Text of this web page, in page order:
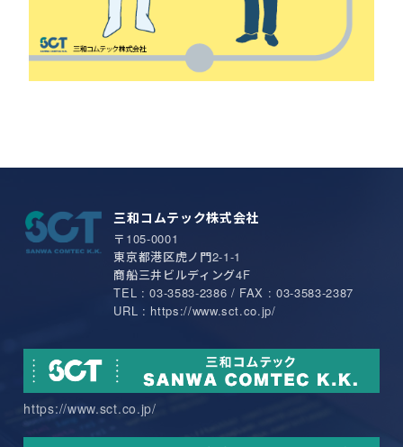
三和コムテック株式会社
〒105-0001
東京都港区虎ノ門2-1-1
商船三井ビルディング4F
TEL : 03-3583-2386 / FAX : 03-3583-2387
URL : https://www.sct.co.jp/
https://www.sct.co.jp/